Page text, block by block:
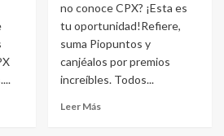
no conoce CPX? ¡Esta es
tu oportunidad!Refiere,
suma Piopuntos y
canjéalos por premios
increíbles. Todos...
Leer Más